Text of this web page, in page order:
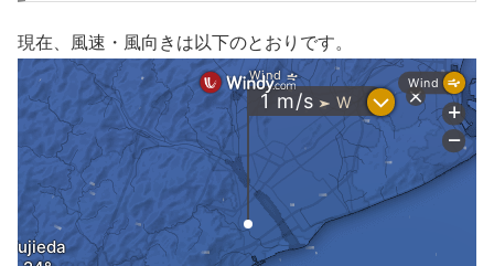
現在、風速・風向きは以下のとおりです。